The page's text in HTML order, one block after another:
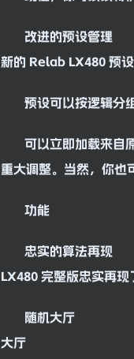
改进的预设管理
新的 Relab LX480 预
预设可以按逻辑分
可以立即加载来自
重大调整。当然，你也
功能
忠实的算法再现
LX480 完整版忠实再现
随机大厅
大厅